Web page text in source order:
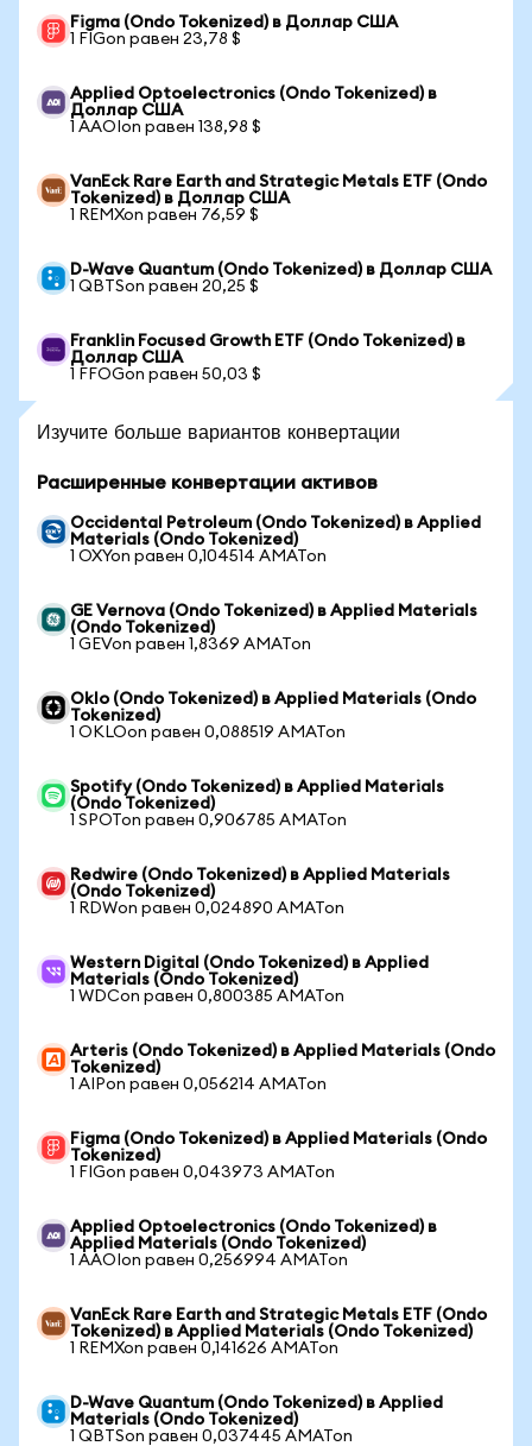
Figma (Ondo Tokenized) в Доллар США
1 FIGon равен 23,78 $
Applied Optoelectronics (Ondo Tokenized) в
Доллар США
1 AAOIon равен 138,98 $
VanEck Rare Earth and Strategic Metals ETF (Ondo
Tokenized) в Доллар США
1 REMXon равен 76,59 $
D-Wave Quantum (Ondo Tokenized) в Доллар США
1 QBTSon равен 20,25 $
Franklin Focused Growth ETF (Ondo Tokenized) в
Доллар США
1 FFOGon равен 50,03 $
Изучите больше вариантов конвертации
Расширенные конвертации активов
Occidental Petroleum (Ondo Tokenized) в Applied
Materials (Ondo Tokenized)
1 OXYon равен 0,104514 AMATon
GE Vernova (Ondo Tokenized) в Applied Materials
(Ondo Tokenized)
1 GEVon равен 1,8369 AMATon
Oklo (Ondo Tokenized) в Applied Materials (Ondo
Tokenized)
1 OKLOon равен 0,088519 AMATon
Spotify (Ondo Tokenized) в Applied Materials
(Ondo Tokenized)
1 SPOTon равен 0,906785 AMATon
Redwire (Ondo Tokenized) в Applied Materials
(Ondo Tokenized)
1 RDWon равен 0,024890 AMATon
Western Digital (Ondo Tokenized) в Applied
Materials (Ondo Tokenized)
1 WDCon равен 0,800385 AMATon
Arteris (Ondo Tokenized) в Applied Materials (Ondo
Tokenized)
1 AIPon равен 0,056214 AMATon
Figma (Ondo Tokenized) в Applied Materials (Ondo
Tokenized)
1 FIGon равен 0,043973 AMATon
Applied Optoelectronics (Ondo Tokenized) в
Applied Materials (Ondo Tokenized)
1 AAOIon равен 0,256994 AMATon
VanEck Rare Earth and Strategic Metals ETF (Ondo
Tokenized) в Applied Materials (Ondo Tokenized)
1 REMXon равен 0,141626 AMATon
D-Wave Quantum (Ondo Tokenized) в Applied
Materials (Ondo Tokenized)
1 QBTSon равен 0,037445 AMATon